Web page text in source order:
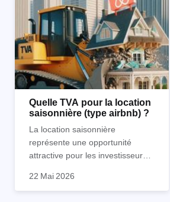
Quelle TVA pour la location
saisonnière (type airbnb) ?
La location saisonnière
représente une opportunité
attractive pour les investisseurs
patrimoine et générer des
Et qu’a-t-on appris à la rentrée
22 Mai 2026